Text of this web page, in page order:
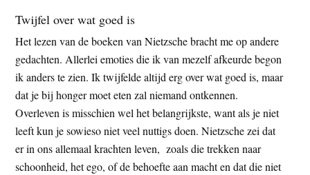
Twijfel over wat goed is
Het lezen van de boeken van Nietzsche bracht me op andere
gedachten. Allerlei emoties die ik van mezelf afkeurde begon
ik anders te zien. Ik twijfelde altijd erg over wat goed is, maar
dat je bij honger moet eten zal niemand ontkennen.
Overleven is misschien wel het belangrijkste, want als je niet
leeft kun je sowieso niet veel nuttigs doen. Nietzsche zei dat
er in ons allemaal krachten leven, zoals die trekken naar
schoonheid, het ego, of de behoefte aan macht en dat die niet